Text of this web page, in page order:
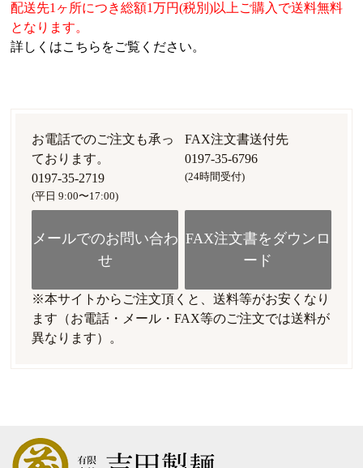
配送先1ヶ所につき総額1万円(税別)以上ご購入で送料無料
となります。
詳しくはこちらをご覧ください。
お電話でのご注文も承っ
ております。
0197-35-2719
(平日 9:00〜17:00)
FAX注文書送付先
0197-35-6796
(24時間受付)
メールでのお問い合わ
せ
FAX注文書をダウンロ
ード
※本サイトからご注文頂くと、送料等がお安くなり
ます（お電話・メール・FAX等のご注文では送料が
異なります）。